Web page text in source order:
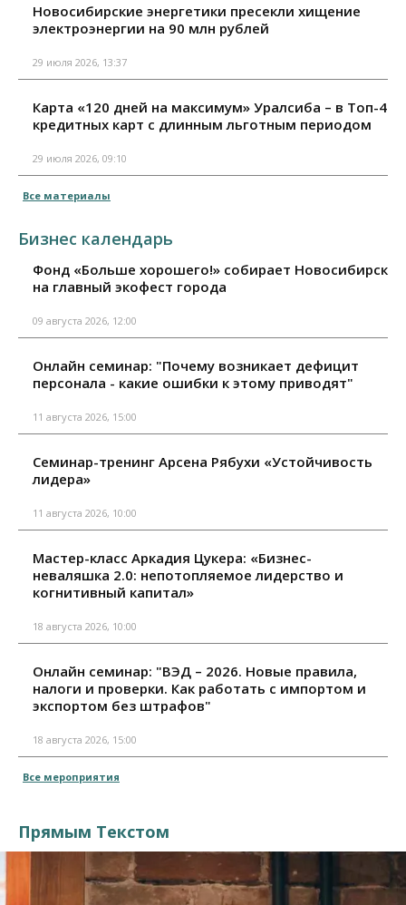
Новосибирские энергетики пресекли хищение
электроэнергии на 90 млн рублей
29 июля 2026, 13:37
Карта «120 дней на максимум» Уралсиба – в Топ-4
кредитных карт с длинным льготным периодом
29 июля 2026, 09:10
Все материалы
Бизнес календарь
Фонд «Больше хорошего!» собирает Новосибирск
на главный экофест города
09 августа 2026, 12:00
Онлайн семинар: "Почему возникает дефицит
персонала - какие ошибки к этому приводят"
11 августа 2026, 15:00
Семинар-тренинг Арсена Рябухи «Устойчивость
лидера»
11 августа 2026, 10:00
Мастер-класс Аркадия Цукера: «Бизнес-
неваляшка 2.0: непотопляемое лидерство и
когнитивный капитал»
18 августа 2026, 10:00
Онлайн семинар: "ВЭД – 2026. Новые правила,
налоги и проверки. Как работать с импортом и
экспортом без штрафов"
18 августа 2026, 15:00
Все мероприятия
Прямым Текстом